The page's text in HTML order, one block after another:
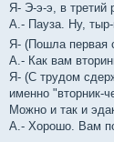
Я- Э-э-э, в третий
А.- Пауза. Ну,
Я- (Пошла первая
А.- Как вам
Я- (С трудом
именно "вторник-
Можно и так и
А.- Хорошо. Вам